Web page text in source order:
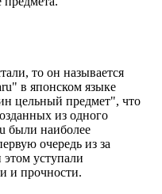
то он называется
в японском языке
цельный предмет", что
из одного
были наиболее
очередь из за
уступали
и прочности.